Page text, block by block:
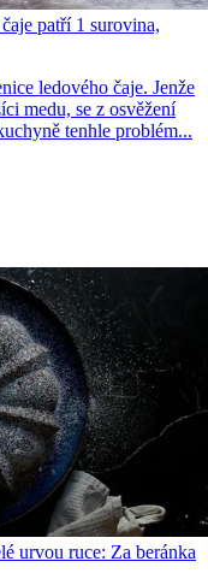
patří 1 surovina,
ledového čaje. Jenže
medu, se z osvěžení
tenhle problém...
urvou ruce: Za beránka